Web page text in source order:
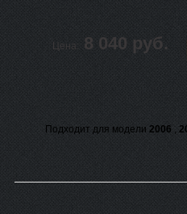
Цена: 8 040 руб.
Подходит для модели 2006 ,